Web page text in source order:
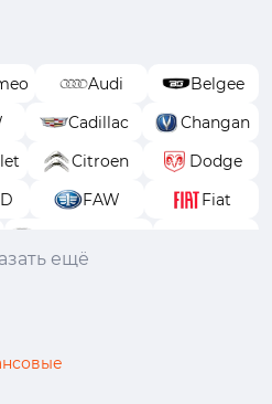
Audi
Belgee
Cadillac
Changan
Citroen
Dodge
FAW
Fiat
ещё